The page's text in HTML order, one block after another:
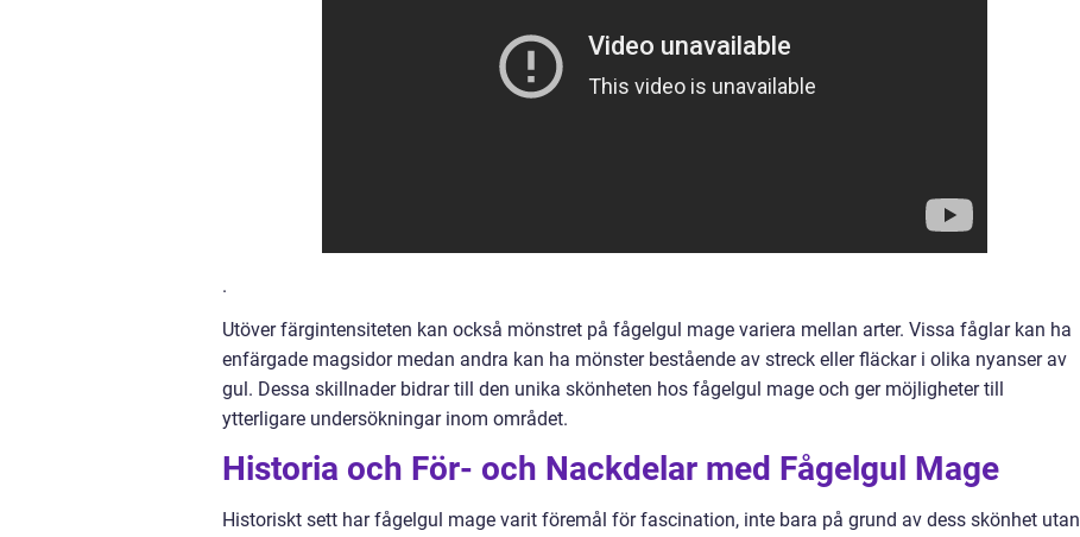
.
Utöver färgintensiteten kan också mönstret på fågelgul mage variera mellan arter. Vissa fåglar kan ha
enfärgade magsidor medan andra kan ha mönster bestående av streck eller fläckar i olika nyanser av
gul. Dessa skillnader bidrar till den unika skönheten hos fågelgul mage och ger möjligheter till
ytterligare undersökningar inom området.
Historia och För- och Nackdelar med Fågelgul Mage
Historiskt sett har fågelgul mage varit föremål för fascination, inte bara på grund av dess skönhet utan